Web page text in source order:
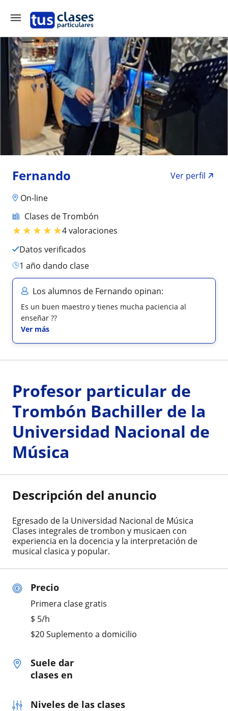
Fernando
Ver perfil
On-line
Clases de Trombón
★★★★★4 valoraciones
Datos verificados
1 año dando clase
Los alumnos de Fernando opinan:
Es un buen maestro y tienes mucha paciencia al
enseñar ??
Ver más
Precio
Primera clase gratis
$ 5/h
$20 Suplemento a domicilio
Suele dar
clases en
Niveles de las clases
Profesor particular de
Trombón Bachiller de la
Universidad Nacional de
Música
Descripción del anuncio
Egresado de la Universidad Nacional de Música
Clases integrales de trombon y musicaen con
experiencia en la docencia y la interpretación de
musical clasica y popular.